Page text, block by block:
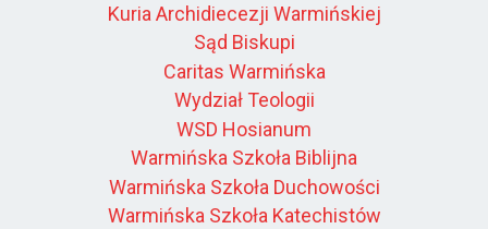
Kuria Archidiecezji Warmińskiej
Sąd Biskupi
Caritas Warmińska
Wydział Teologii
WSD Hosianum
Warmińska Szkoła Biblijna
Warmińska Szkoła Duchowości
Warmińska Szkoła Katechistów